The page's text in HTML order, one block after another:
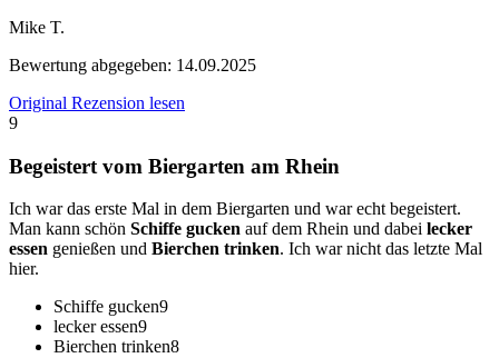
Mike T.
Bewertung abgegeben: 14.09.2025
Original Rezension lesen
9
Begeistert vom Biergarten am Rhein
Ich war das erste Mal in dem Biergarten und war echt begeistert.
Man kann schön Schiffe gucken auf dem Rhein und dabei lecker
essen genießen und Bierchen trinken. Ich war nicht das letzte Mal
hier.
Schiffe gucken9
lecker essen9
Bierchen trinken8